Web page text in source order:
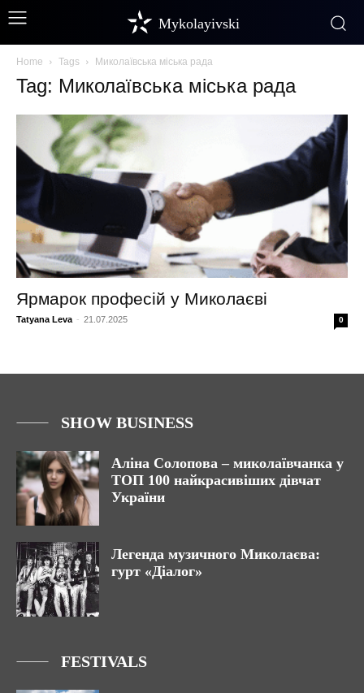
Mykolayivski
Home Tags Миколаївська міська рада
Tag: Миколаївська міська рада
Ярмарок професій у Миколаєві
Tatyana Leva - 21.07.2025 0
SHOW BUSINESS
Аліна Солопова – миколаївчанка у
ТОП 100 найкрасивіших дівчат
України
Легенда музичного Миколаєва:
гурт «Діалог»
FESTIVALS